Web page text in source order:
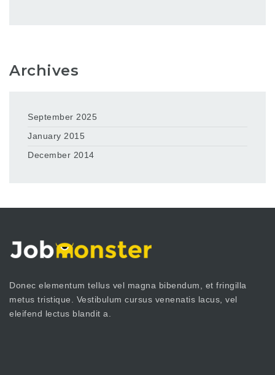
Archives
September 2025
January 2015
December 2014
Donec elementum tellus vel magna bibendum, et fringilla
metus tristique. Vestibulum cursus venenatis lacus, vel
eleifend lectus blandit a.